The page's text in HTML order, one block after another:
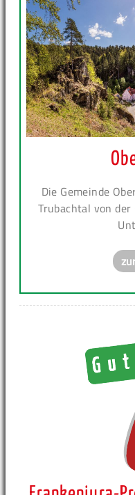
Die Gemeinde
Trubachtal von der